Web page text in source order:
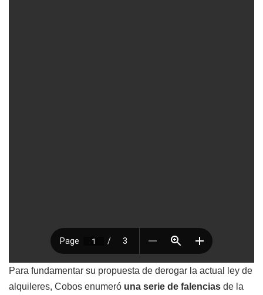
Para fundamentar su propuesta de derogar la actual ley de
alquileres, Cobos enumeró una serie de falencias de la